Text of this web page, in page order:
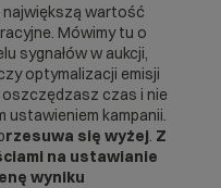
wartość
Mówimy tu o
sygnałów w aukcji,
optymalizacji emisji
czas i nie
ustawieniem kampanii.
rzesuwa się wyżej. Z
na ustawianie
wyniku